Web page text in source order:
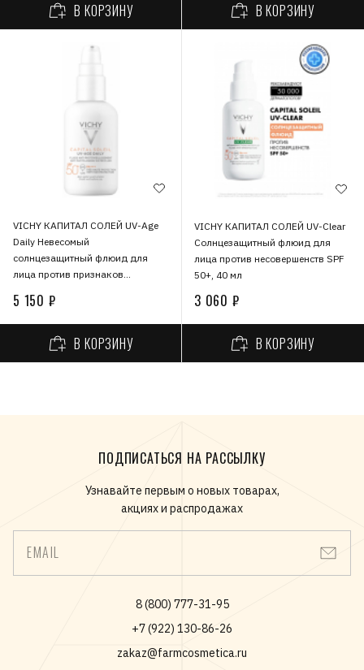
В КОРЗИНУ В КОРЗИНУ
VICHY КАПИТАЛ СОЛЕЙ UV-Age
Daily Невесомый
солнцезащитный флюид для
лица против признаков
5 150 ₽
В КОРЗИНУ
VICHY КАПИТАЛ СОЛЕЙ UV-Clear
Солнцезащитный флюид для
лица против несовершенств SPF
50+, 40 мл
3 060 ₽
В КОРЗИНУ
ПОДПИСАТЬСЯ НА РАССЫЛКУ
Узнавайте первым о новых товарах,
акциях и распродажах
EMAIL
8 (800) 777-31-95
+7 (922) 130-86-26
zakaz@farmcosmetica.ru